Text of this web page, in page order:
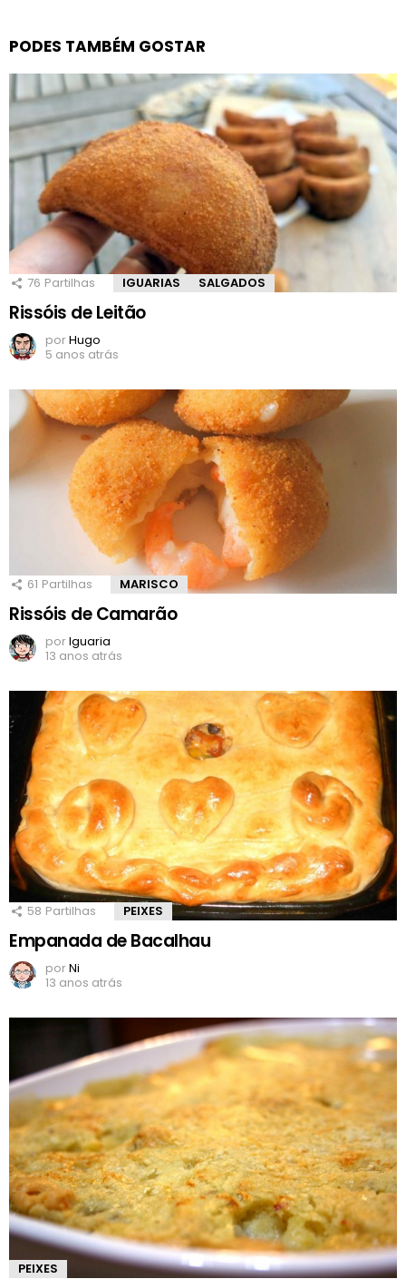
PODES TAMBÉM GOSTAR
76 Partilhas IGUARIAS SALGADOS
Rissóis de Leitão
porHugo
5 anos atrás
61 Partilhas MARISCO
Rissóis de Camarão
porIguaria
13 anos atrás
58 Partilhas PEIXES
Empanada de Bacalhau
porNi
13 anos atrás
PEIXES